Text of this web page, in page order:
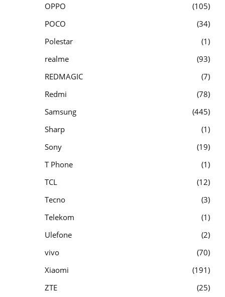
OPPO
105
POCO
34
Polestar
1
realme
93
REDMAGIC
7
Redmi
78
Samsung
445
Sharp
1
Sony
19
T Phone
1
TCL
12
Tecno
3
Telekom
1
Ulefone
2
vivo
70
Xiaomi
191
ZTE
25